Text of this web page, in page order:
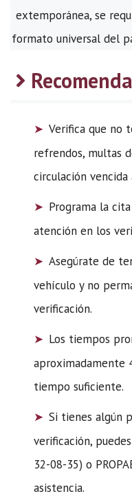
extemporánea, se
formato universal del
Verifica que no
refrendos, multas
circulación
Programa la
atención en los
Asegúrate de
vehículo y no
verificación.
Los tiempos
aproximadamente
tiempo suficiente.
Si tienes algún
verificación,
32-08-35) o
asistencia.